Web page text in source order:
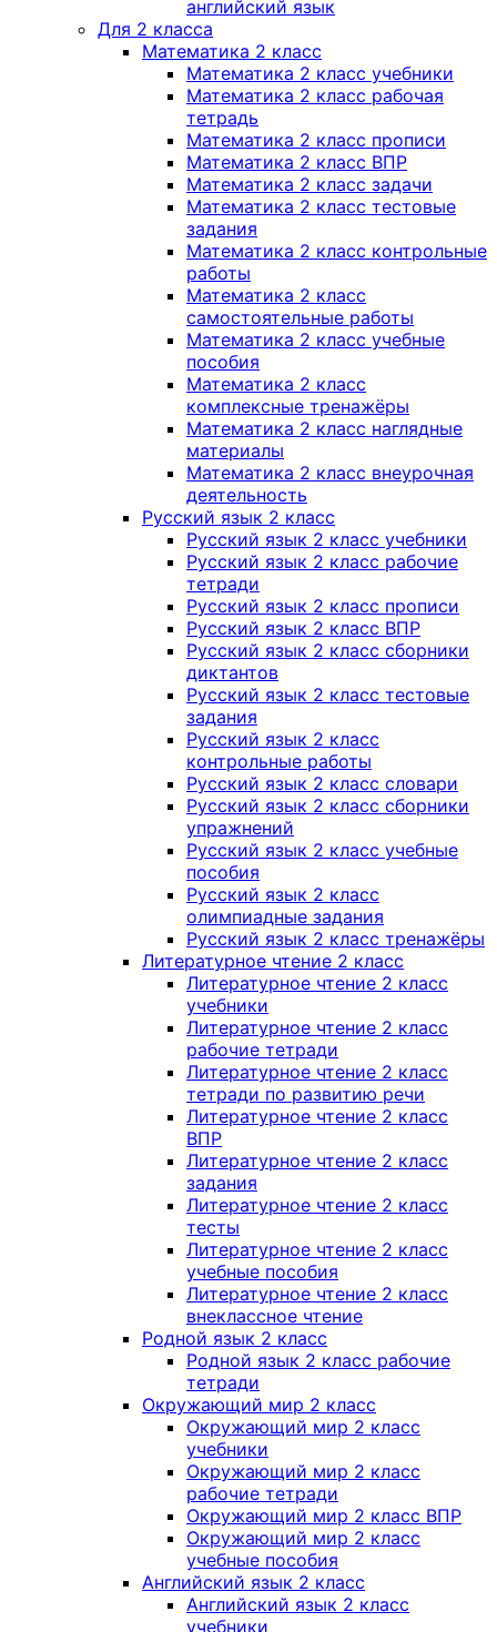
английский язык
Для 2 класса
Математика 2 класс
Математика 2 класс учебники
Математика 2 класс рабочая
тетрадь
Математика 2 класс прописи
Математика 2 класс ВПР
Математика 2 класс задачи
Математика 2 класс тестовые
задания
Математика 2 класс контрольные
работы
Математика 2 класс
самостоятельные работы
Математика 2 класс учебные
пособия
Математика 2 класс
комплексные тренажёры
Математика 2 класс наглядные
материалы
Математика 2 класс внеурочная
деятельность
Русский язык 2 класс
Русский язык 2 класс учебники
Русский язык 2 класс рабочие
тетради
Русский язык 2 класс прописи
Русский язык 2 класс ВПР
Русский язык 2 класс сборники
диктантов
Русский язык 2 класс тестовые
задания
Русский язык 2 класс
контрольные работы
Русский язык 2 класс словари
Русский язык 2 класс сборники
упражнений
Русский язык 2 класс учебные
пособия
Русский язык 2 класс
олимпиадные задания
Русский язык 2 класс тренажёры
Литературное чтение 2 класс
Литературное чтение 2 класс
учебники
Литературное чтение 2 класс
рабочие тетради
Литературное чтение 2 класс
тетради по развитию речи
Литературное чтение 2 класс
ВПР
Литературное чтение 2 класс
задания
Литературное чтение 2 класс
тесты
Литературное чтение 2 класс
учебные пособия
Литературное чтение 2 класс
внеклассное чтение
Родной язык 2 класс
Родной язык 2 класс рабочие
тетради
Окружающий мир 2 класс
Окружающий мир 2 класс
учебники
Окружающий мир 2 класс
рабочие тетради
Окружающий мир 2 класс ВПР
Окружающий мир 2 класс
учебные пособия
Английский язык 2 класс
Английский язык 2 класс
учебники